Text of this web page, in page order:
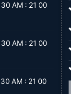
tạm thời, hoặc
: 21 00
: 21 00
: 21 00